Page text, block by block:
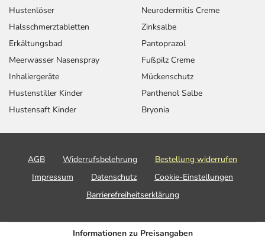
Hustenlöser
Halsschmerztabletten
Erkältungsbad
Meerwasser Nasenspray
Inhaliergeräte
Hustenstiller Kinder
Hustensaft Kinder
Neurodermitis Creme
Zinksalbe
Pantoprazol
Fußpilz Creme
Mückenschutz
Panthenol Salbe
Bryonia
AGB Widerrufsbelehrung
Bestellung widerrufen
Impressum
Datenschutz
Cookie-Einstellungen
Barrierefreiheitserklärung
Informationen zu Preisangaben